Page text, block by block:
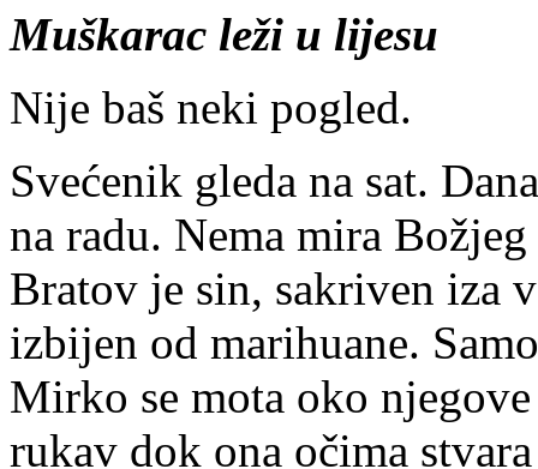
Muškarac leži u lijesu
Nije baš neki pogled.
Svećenik gleda na sat.
na radu. Nema mira
Bratov je sin, sakriven iza
izbijen od marihuane.
Mirko se mota oko
rukav dok ona očima